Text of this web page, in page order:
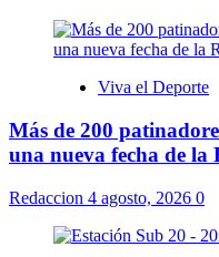
Viva el Deporte
Más de 200
una nueva fecha de la
Redaccion 4 agosto, 2026 0